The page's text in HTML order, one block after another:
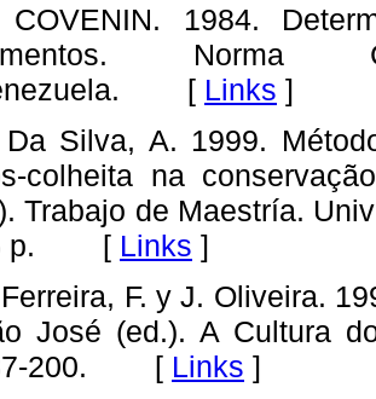
COVENIN. 1984.
Norma
[ Links ]
Silva, A. 1999.
colheita na
Trabajo de Maestría.
p. [ Links ]
F. y J. Oliveira.
José (ed.). A Cultura
200. [ Links ]